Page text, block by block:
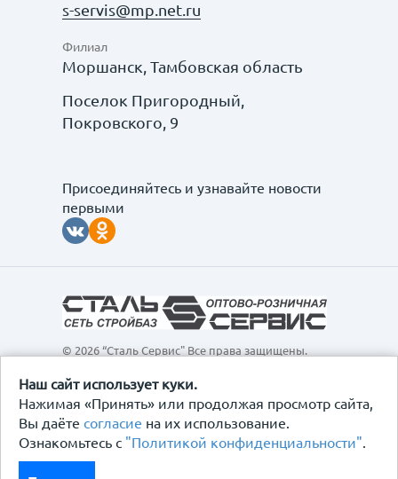
Наш сайт использует куки.
Нажимая «Принять» или продолжая просмотр сайта,
Вы даёте согласие на их использование.
Ознакомьтесь с "Политикой конфиденциальности".
s-servis@mp.net.ru
Филиал
Моршанск, Тамбовская область
Поселок Пригородный,
Покровского, 9
Присоединяйтесь и узнавайте новости
первыми
© 2026 “Сталь Сервис" Все права защищены.
интернет-сайт, а также вся информация о товарах и
ценах, предоставленная на нём, носит
исключительно информационный характер и ни при
каких условиях не является публичной офертой,
определяемой положениями Статьи 437